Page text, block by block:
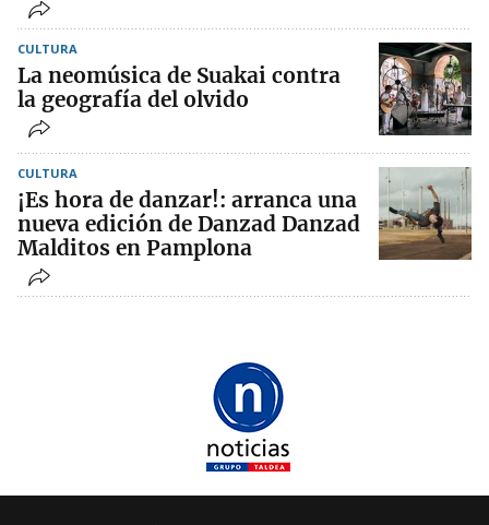
CULTURA
La neomúsica de Suakai contra
la geografía del olvido
CULTURA
¡Es hora de danzar!: arranca una
nueva edición de Danzad Danzad
Malditos en Pamplona